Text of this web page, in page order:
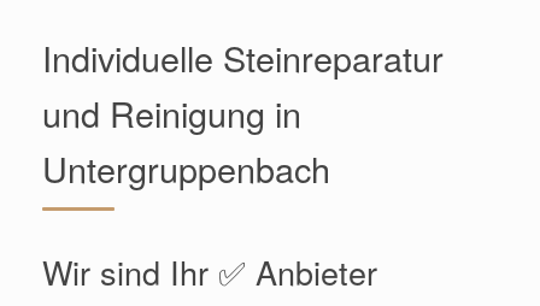
Individuelle Steinreparatur
und Reinigung in
Untergruppenbach
Wir sind Ihr ✅ Anbieter